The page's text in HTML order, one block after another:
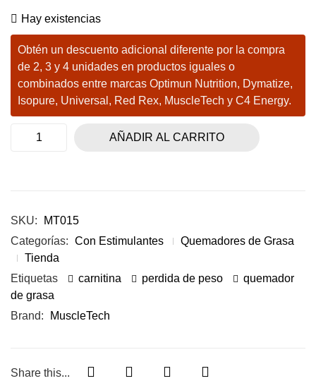
Hay existencias
Obtén un descuento adicional diferente por la compra
de 2, 3 y 4 unidades en productos iguales o
combinados entre marcas Optimun Nutrition, Dymatize,
Isopure, Universal, Red Rex, MuscleTech y C4 Energy.
AÑADIR AL CARRITO
SKU:
MT015
Categorías: Con Estimulantes
Quemadores de Grasa
Tienda
Etiquetas
carnitina perdida de peso
quemador
de grasa
Brand:
MuscleTech
Share this...